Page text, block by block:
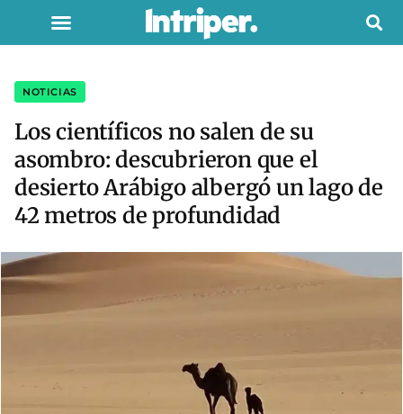
NOTICIAS
Los científicos no salen de su
asombro: descubrieron que el
desierto Arábigo albergó un lago de
42 metros de profundidad